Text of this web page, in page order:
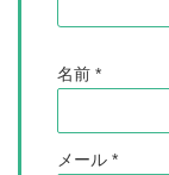
名前 *
メール *